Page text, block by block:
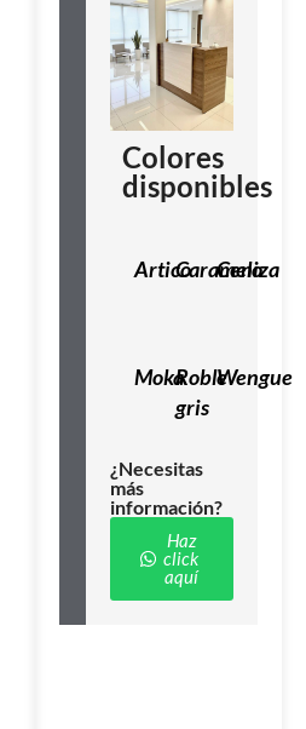
Colores
disponibles
ArticoCaramelo
Ceniza
MokaRoble
gris
Wengue
¿Necesitas
más
información?
Haz
click
aquí